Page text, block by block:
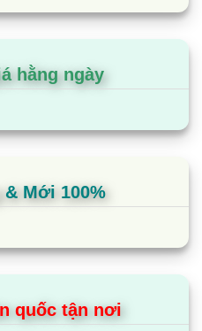
so với các dòng bếp từ
năng trên được tích hợp
Slide đồng thời nhấn
nhiệt độ nấu. Kể cả
điều chỉnh các chức
khiển thiết kế độc lập
hằng ngày
Mới 100%
quốc tận nơi